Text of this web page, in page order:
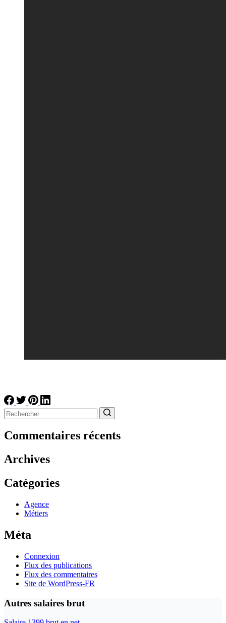
résultat
Commentaires récents
Archives
Catégories
Agence
Métiers
Méta
Connexion
Flux des publications
Flux des commentaires
Site de WordPress-FR
Autres salaires brut